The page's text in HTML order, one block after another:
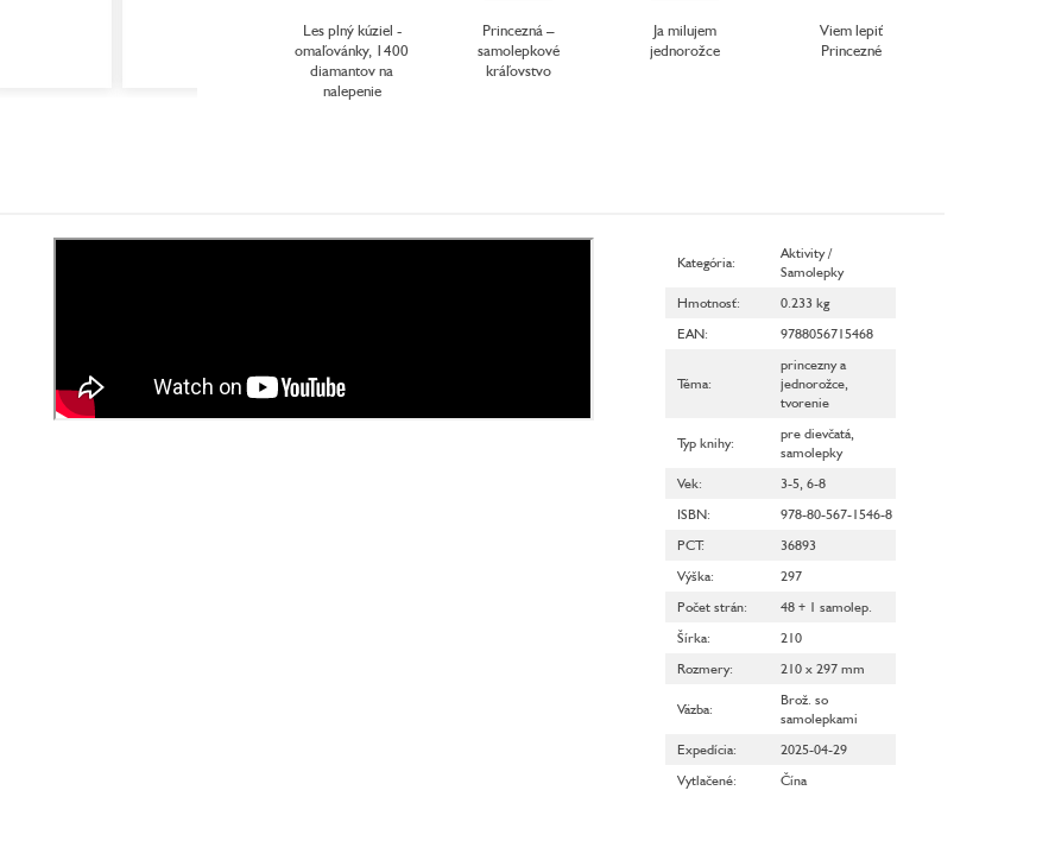
Les plný kúziel -
omaľovánky, 1400
diamantov na
nalepenie
Princezná –
samolepkové
kráľovstvo
Ja milujem
jednorožce
Viem lepiť
Princezné
Kategória:
Aktivity /
Samolepky
Hmotnosť:
0.233 kg
EAN: 9788056715468
Téma:
princezny a
jednorožce,
tvorenie
Typ knihy:
pre dievčatá,
samolepky
Vek: 3-5, 6-8
ISBN:
978-80-567-1546-8
PCT:
36893
Výška:
297
Počet strán:
48 + 1 samolep.
Šírka:
210
Rozmery: 210 x 297 mm
Väzba:
Brož. so
samolepkami
Expedícia:
2025-04-29
Vytlačené: Čína